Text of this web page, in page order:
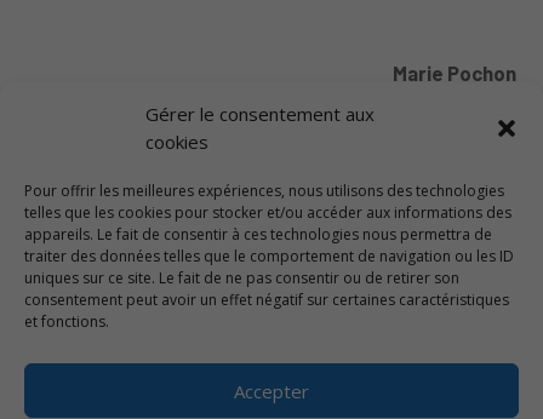
Gérer le consentement aux
cookies
Pour offrir les meilleures expériences, nous utilisons des technologies
telles que les cookies pour stocker et/ou accéder aux informations des
appareils. Le fait de consentir à ces technologies nous permettra de
traiter des données telles que le comportement de navigation ou les ID
uniques sur ce site. Le fait de ne pas consentir ou de retirer son
consentement peut avoir un effet négatif sur certaines caractéristiques
et fonctions.
Accepter
Marie Pochon
UNE JOURNÉE DÉDIÉE À LA CULTURE EN DRÔME PROVENÇALE
NOUS CONTACTER